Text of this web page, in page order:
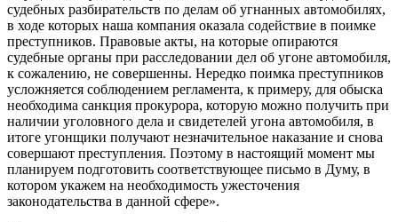
судебных разбирательств по делам об угнанных автомобилях,
в ходе которых наша компания оказала содействие в поимке
преступников. Правовые акты, на которые опираются
судебные органы при расследовании дел об угоне автомобиля,
к сожалению, не совершенны. Нередко поимка преступников
усложняется соблюдением регламента, к примеру, для обыска
необходима санкция прокурора, которую можно получить при
наличии уголовного дела и свидетелей угона автомобиля, в
итоге угонщики получают незначительное наказание и снова
совершают преступления. Поэтому в настоящий момент мы
планируем подготовить соответствующее письмо в Думу, в
котором укажем на необходимость ужесточения
законодательства в данной сфере».